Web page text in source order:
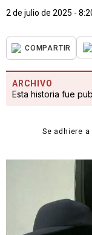
2 de julio de 2025 -
COMPARTIR
ARCHIVO
Esta historia fue
Se adhiere